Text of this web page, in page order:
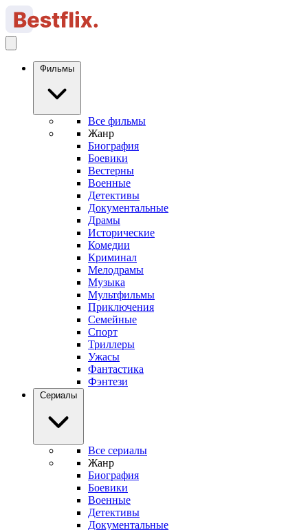
Фильмы
Все фильмы
Жанр
Биография
Боевики
Вестерны
Военные
Детективы
Документальные
Драмы
Исторические
Комедии
Криминал
Мелодрамы
Музыка
Мультфильмы
Приключения
Семейные
Спорт
Триллеры
Ужасы
Фантастика
Фэнтези
Сериалы
Все сериалы
Жанр
Биография
Боевики
Военные
Детективы
Документальные